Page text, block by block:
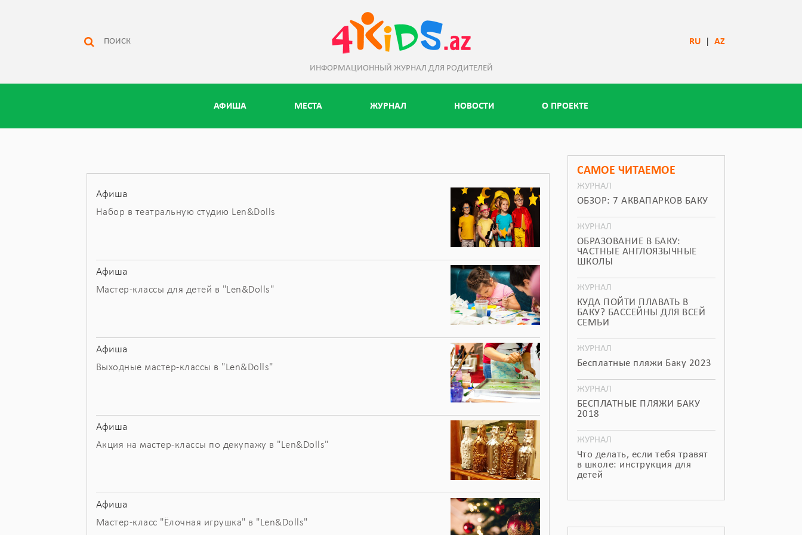
ИНФОРМАЦИОННЫЙ ЖУРНАЛ ДЛЯ РОДИТЕЛЕЙ
RU| AZ
АФИША МЕСТА ЖУРНАЛ НОВОСТИ О ПРОЕКТЕ
Афиша
Набор в театральную студию Len&Dolls
Афиша
Мастер-классы для детей в "Len&Dolls"
Афиша
Выходные мастер-классы в "Len&Dolls"
Афиша
Акция на мастер-классы по декупажу в "Len&Dolls"
Афиша
Мастер-класс "Ёлочная игрушка" в "Len&Dolls"
САМОЕ ЧИТАЕМОЕ
ЖУРНАЛ
ОБЗОР: 7 АКВАПАРКОВ БАКУ
ЖУРНАЛ
ОБРАЗОВАНИЕ В БАКУ:
ЧАСТНЫЕ АНГЛОЯЗЫЧНЫЕ
ШКОЛЫ
ЖУРНАЛ
КУДА ПОЙТИ ПЛАВАТЬ В
БАКУ? БАССЕЙНЫ ДЛЯ ВСЕЙ
СЕМЬИ
ЖУРНАЛ
Бесплатные пляжи Баку 2023
ЖУРНАЛ
БЕСПЛАТНЫЕ ПЛЯЖИ БАКУ
2018
ЖУРНАЛ
Что делать, если тебя травят
в школе: инструкция для
детей